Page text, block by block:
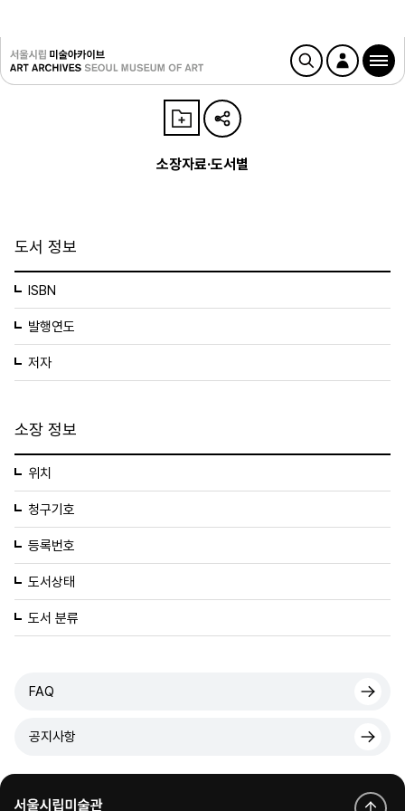
소장자료·도서별
도서 정보
ISBN
발행연도
저자
소장 정보
위치
청구기호
등록번호
도서상태
도서 분류
FAQ
공지사항